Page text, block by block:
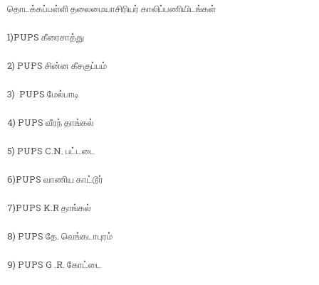
தொடக்கப்பள்ளி தலைமையாசிரியர் காலிப்பணியிடங்கள்
1)PUPS கீரைசாத்து
2) PUPS சின்ன கீசகுப்பம்
3) ‌ PUPS மேல்பாடி
4) PUPS வீரந் தாங்கல்
5) PUPS C.N. பட்டடை
6)PUPS ‌வாணிய காட்டூர்
7)PUPS K.R தாங்கல்
8) PUPS தே. வெங்கடாபுரம்
9) PUPS G .R. கோட்டை